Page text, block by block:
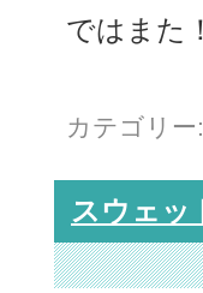
ではまた！
カテゴリー:
スウェ